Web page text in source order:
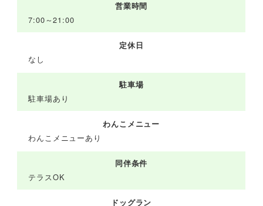
営業時間
7:00～21:00
定休日
なし
駐車場
駐車場あり
わんこメニュー
わんこメニューあり
同伴条件
テラスOK
ドッグラン